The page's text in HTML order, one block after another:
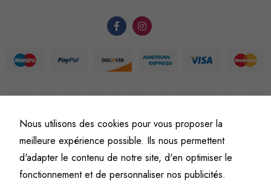
©Fine art numismatics– Tous droits réservés.
Politique de confidentialitéConditions générales de vente et d’utilisation
Mentions légales
Nous utilisons des cookies pour vous proposer la
meilleure expérience possible. Ils nous permettent
d'adapter le contenu de notre site, d'en optimiser le
fonctionnement et de personnaliser nos publicités.
puissions
structure du
fonction de
l'usage qu'il
en est fait.